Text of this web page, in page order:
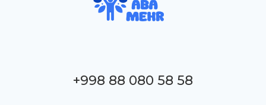
+998 88 080 58 58